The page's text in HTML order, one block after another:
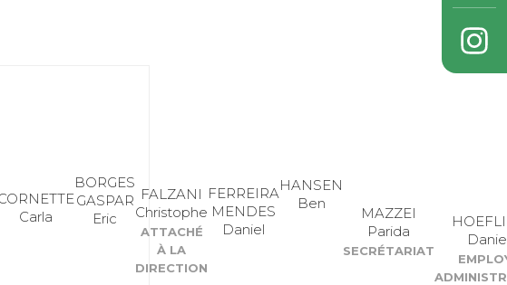
Carla
BORGES
GASPAR
Eric
FALZANI
Christophe
ATTACHÉ
À LA
DIRECTION
FERREIRA
MENDES
Daniel
HANSEN
Ben
MAZZEI
Parida
SECRÉTARIAT